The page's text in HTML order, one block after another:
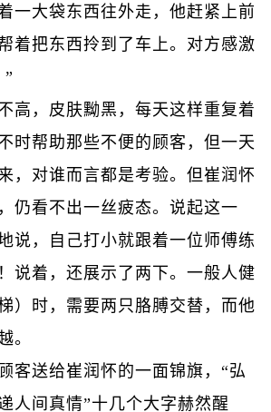
一大袋东西往外走，他赶紧上前
着把东西拎到了车上。对方感激
，皮肤黝黑，每天这样重复着
时帮助那些不便的顾客，但一天
，对谁而言都是考验。但崔润怀
仍看不出一丝疲态。说起这一
说，自己打小就跟着一位师傅练
说着，还展示了两下。一般人健
）时，需要两只胳膊交替，而他
。
送给崔润怀的一面锦旗，“弘
人间真情”十几个大字赫然醒